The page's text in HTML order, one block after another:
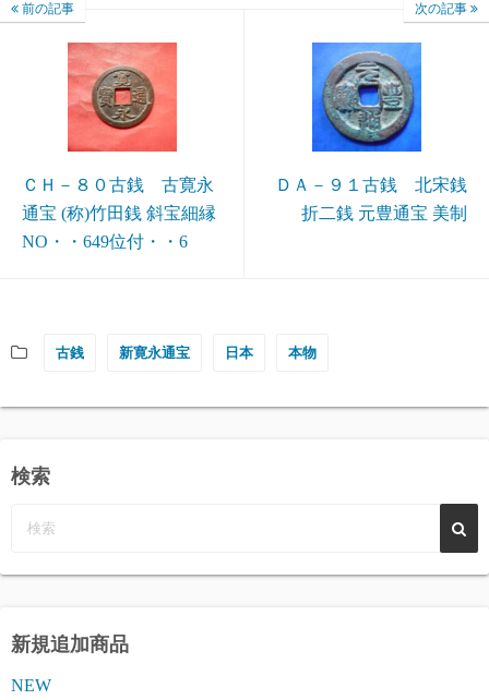
前の記事
ＣＨ－８０古銭 古寛永
通宝 (称)竹田銭 斜宝細縁
NO・・649位付・・6
次の記事
ＤＡ－９１古銭 北宋銭
折二銭 元豊通宝 美制
古銭 新寛永通宝 日本 本物
検索
新規追加商品
NEW